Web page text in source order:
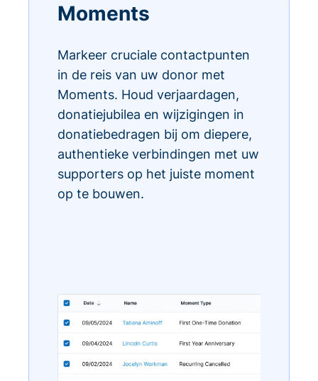
Moments
Markeer cruciale contactpunten
in de reis van uw donor met
Moments. Houd verjaardagen,
donatiejubilea en wijzigingen in
donatiebedragen bij om diepere,
authentieke verbindingen met uw
supporters op het juiste moment
op te bouwen.